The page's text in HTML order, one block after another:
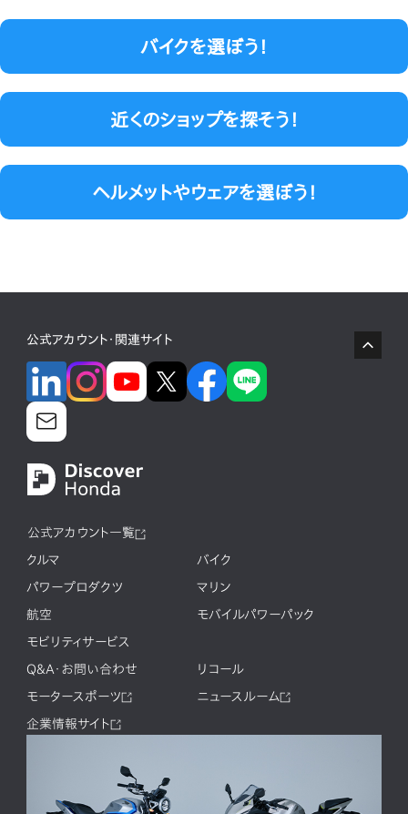
バイクを選ぼう！
近くのショップを探そう！
ヘルメットやウェアを選ぼう！
公式アカウント・関連サイト
公式アカウント一覧
クルマ バイク
パワープロダクツ マリン
航空 モバイルパワーパック
モビリティサービス
Q&A・お問い合わせ リコール
モータースポーツ ニュースルーム
企業情報サイト